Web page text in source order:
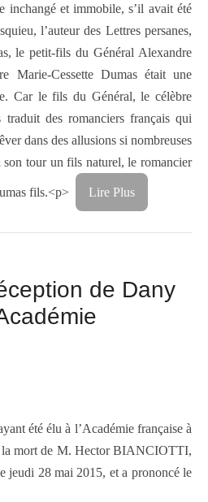
inchangé et immobile, s’il avait été
l’auteur des Lettres persanes,
le petit-fils du Général Alexandre
Marie-Cessette Dumas était une
Car le fils du Général, le célèbre
des romanciers français qui
dans des allusions si nombreuses
son tour un fils naturel, le romancier
fils.<p> Lire Plus
de Dany
été élu à l’Académie française à
la mort de M. Hector BIANCIOTTI,
jeudi 28 mai 2015, et a prononcé le